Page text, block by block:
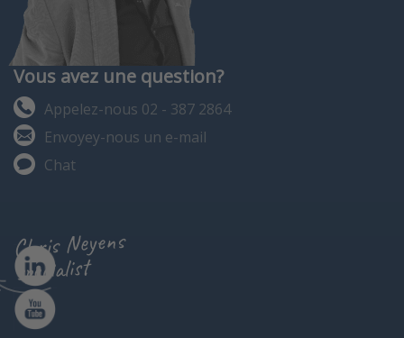
Vous avez une question?
Appelez-nous 02 - 387 2864
Envoyey-nous un e-mail
Chat
Chris Neyens
specialist